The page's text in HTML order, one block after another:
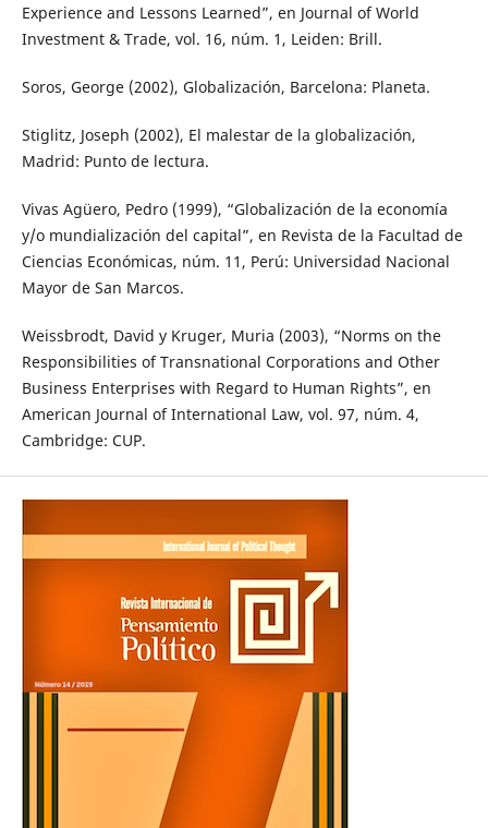
Experience and Lessons Learned”, en Journal of World
Investment & Trade, vol. 16, núm. 1, Leiden: Brill.
Soros, George (2002), Globalización, Barcelona: Planeta.
Stiglitz, Joseph (2002), El malestar de la globalización,
Madrid: Punto de lectura.
Vivas Agüero, Pedro (1999), “Globalización de la economía
y/o mundialización del capital”, en Revista de la Facultad de
Ciencias Económicas, núm. 11, Perú: Universidad Nacional
Mayor de San Marcos.
Weissbrodt, David y Kruger, Muria (2003), “Norms on the
Responsibilities of Transnational Corporations and Other
Business Enterprises with Regard to Human Rights”, en
American Journal of International Law, vol. 97, núm. 4,
Cambridge: CUP.